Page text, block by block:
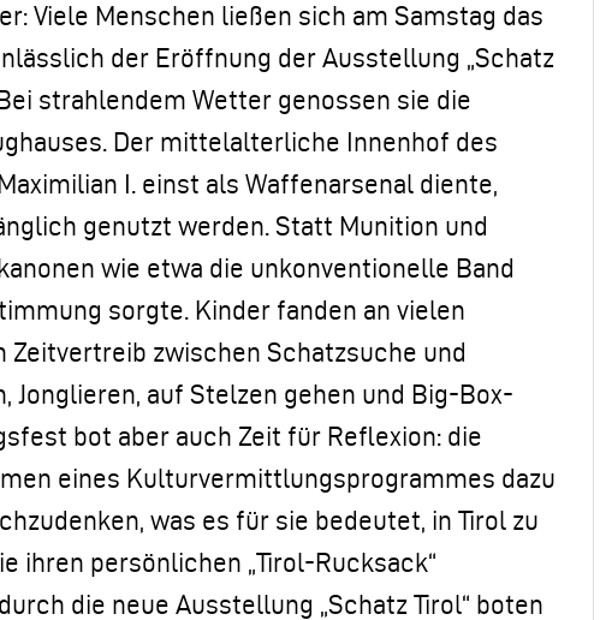
Viele Menschen ließen sich am Samstag das
der Eröffnung der Ausstellung „Schatz
strahlendem Wetter genossen sie die
Der mittelalterliche Innenhof des
I. einst als Waffenarsenal diente,
genutzt werden. Statt Munition und
wie etwa die unkonventionelle Band
sorgte. Kinder fanden an vielen
Zeitvertreib zwischen Schatzsuche und
Jonglieren, auf Stelzen gehen und Big-Box-
bot aber auch Zeit für Reflexion: die
eines Kulturvermittlungsprogrammes dazu
was es für sie bedeutet, in Tirol zu
ihren persönlichen „Tirol-Rucksack“
die neue Ausstellung „Schatz Tirol“ boten